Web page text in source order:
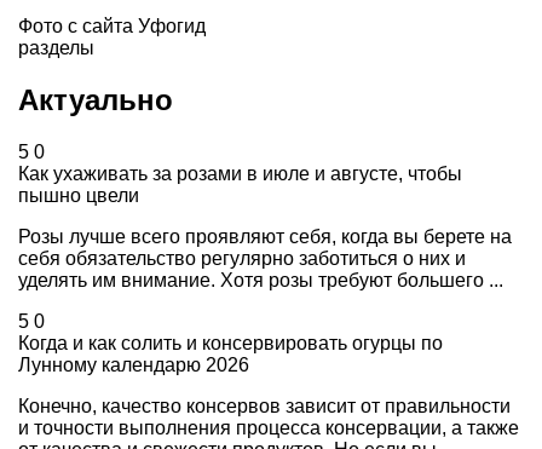
Фото с сайта Уфогид
разделы
Актуально
5 0
Как ухаживать за розами в июле и августе, чтобы
пышно цвели
Розы лучше всего проявляют себя, когда вы берете на
себя обязательство регулярно заботиться о них и
уделять им внимание. Хотя розы требуют большего ...
5 0
Когда и как солить и консервировать огурцы по
Лунному календарю 2026
Конечно, качество консервов зависит от правильности
и точности выполнения процесса консервации, а также